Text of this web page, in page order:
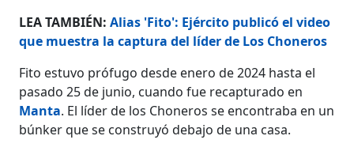
LEA TAMBIÉN:Alias 'Fito': Ejército publicó el video
que muestra la captura del líder de Los Choneros
Fito estuvo prófugo desde enero de 2024 hasta el
pasado 25 de junio, cuando fue recapturado en
Manta. El líder de los Choneros se encontraba en un
búnker que se construyó debajo de una casa.